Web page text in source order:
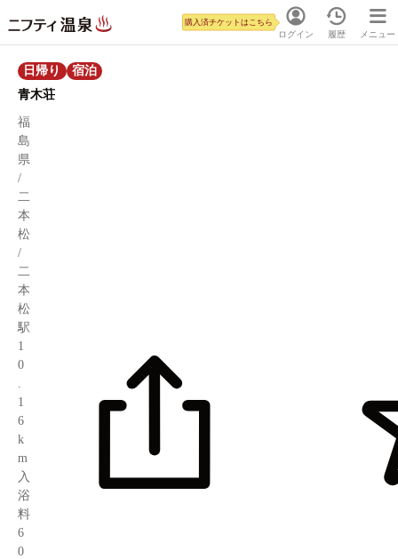
ログイン
購入済チケットはこちら
履歴 メニュー
日帰り
宿泊
青木荘
福
島
県
/
二
本
松
/
二
本
松
駅
1
0
1
6
k
m
入
浴
料
6
0